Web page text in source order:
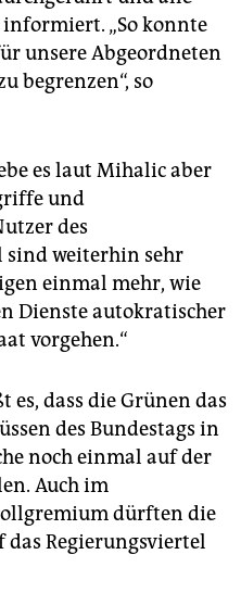
„So konnte
unsere Abgeordneten
begrenzen“, so
es laut Mihalic aber
und
des
sind weiterhin sehr
einmal mehr, wie
Dienste autokratischer
vorgehen.“
dass die Grünen das
des Bundestags in
noch einmal auf der
Auch im
dürften die
Regierungsviertel